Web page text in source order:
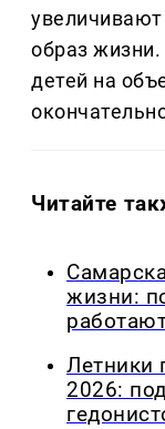
образ
детей на
Читайте
жизни:
Летники
2026: